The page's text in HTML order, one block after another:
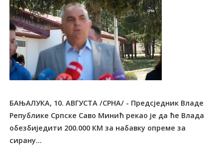
БАЊАЛУКА, 10. АВГУСТА /СРНА/ - Предсједник Владе
Републике Српске Саво Минић рекао је да ће Влада
обезбиједити 200.000 КМ за набавку опреме за
сирану...